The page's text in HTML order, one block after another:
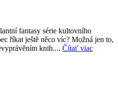
fantasy série kultovního
říkat ještě něco víc? Možná jen to,
knih.... Čítať viac